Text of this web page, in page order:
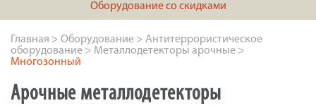
Оборудование со скидками
Главная > Оборудование > Антитеррористическое
оборудование > Металлодетекторы арочные >
Многозонный
Арочные металлодетекторы